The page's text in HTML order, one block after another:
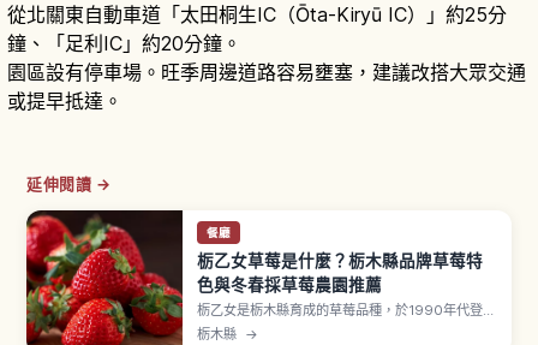
從北關東自動車道「太田桐生IC（Ōta-Kiryū IC）」約25分
鐘、「足利IC」約20分鐘。
園區設有停車場。旺季周邊道路容易壅塞，建議改搭大眾交通
或提早抵達。
延伸閱讀 →
餐廳
栃乙女草莓是什麼？栃木縣品牌草莓特
色與冬春採草莓農園推薦
栃乙女是栃木縣育成的草莓品種，於1990年代登錄
並逐漸取代東日本曾經主流的「女峰」。果實圓錐
栃木縣 →